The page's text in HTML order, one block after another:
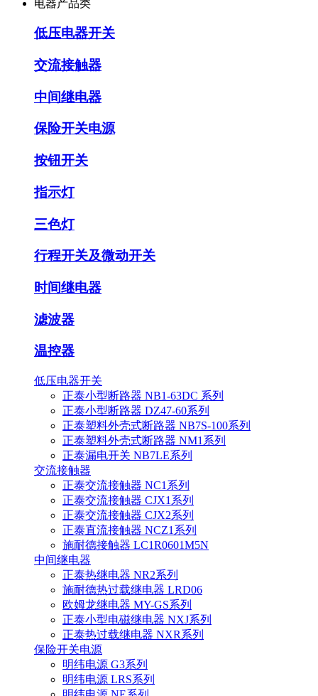
电器产品类
低压电器开关
交流接触器
中间继电器
保险开关电源
按钮开关
指示灯
三色灯
行程开关及微动开关
时间继电器
滤波器
温控器
低压电器开关
正泰小型断路器 NB1-63DC 系列
正泰小型断路器 DZ47-60系列
正泰塑料外壳式断路器 NB7S-100系列
正泰塑料外壳式断路器 NM1系列
正泰漏电开关 NB7LE系列
交流接触器
正泰交流接触器 NC1系列
正泰交流接触器 CJX1系列
正泰交流接触器 CJX2系列
正泰直流接触器 NCZ1系列
施耐德接触器 LC1R0601M5N
中间继电器
正泰热继电器 NR2系列
施耐德热过载继电器 LRD06
欧姆龙继电器 MY-GS系列
正泰小型电磁继电器 NXJ系列
正泰热过载继电器 NXR系列
保险开关电源
明纬电源 G3系列
明纬电源 LRS系列